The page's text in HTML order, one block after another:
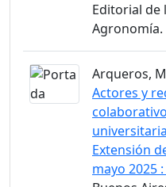
Editorial de
Agronomía.
Arqueros,
Actores y
Extensión
mayo 2025